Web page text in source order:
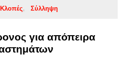
Κλοπές Σύλληψη
για απόπειρα